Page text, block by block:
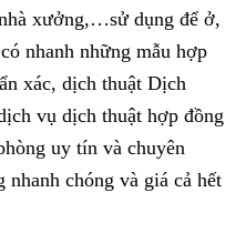
xưởng,…sử dụng để ở,
nhanh những mẫu hợp
xác, dịch thuật Dịch
vụ dịch thuật hợp đồng
uy tín và chuyên
chóng và giá cả hết